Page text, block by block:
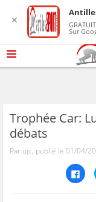
Trophée Car:
débats
Par ujc, publié le 01/04/
C
l
✕ GRATUIT
Sur